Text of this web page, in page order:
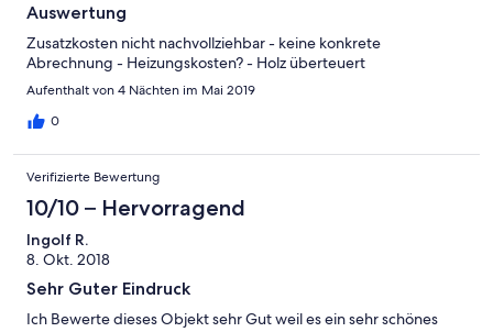
Auswertung
Zusatzkosten nicht nachvollziehbar - keine konkrete
Abrechnung - Heizungskosten? - Holz überteuert
Aufenthalt von 4 Nächten im Mai 2019
0
Verifizierte Bewertung
10/10 – Hervorragend
Ingolf R.
8. Okt. 2018
Sehr Guter Eindruck
Ich Bewerte dieses Objekt sehr Gut weil es ein sehr schönes